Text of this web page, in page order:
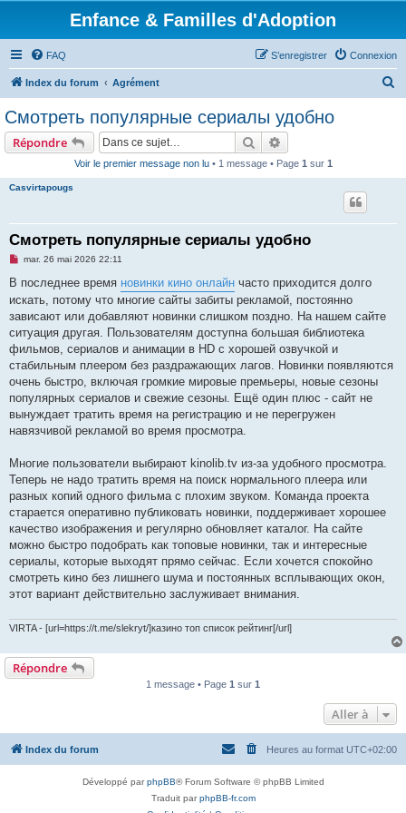
Enfance & Familles d'Adoption
FAQ Connexion
S’enregistrer
Index du forum Agrément
Смотреть популярные сериалы удобно
Répondre Rechercher
Voir le premier message non lu• 1 message • Page 1 sur 1
Casvirtapougs
Смотреть популярные сериалы удобно
M
s
a
g
e
n
o
n
l
u
mar. 26 mai 2026 22:11
В последнее время новинки кино онлайн часто приходится долго
искать, потому что многие сайты забиты рекламой, постоянно
зависают или добавляют новинки слишком поздно. На нашем сайте
ситуация другая. Пользователям доступна большая библиотека
фильмов, сериалов и анимации в HD с хорошей озвучкой и
стабильным плеером без раздражающих лагов. Новинки появляются
очень быстро, включая громкие мировые премьеры, новые сезоны
популярных сериалов и свежие сезоны. Ещё один плюс - сайт не
вынуждает тратить время на регистрацию и не перегружен
навязчивой рекламой во время просмотра.
Многие пользователи выбирают kinolib.tv из-за удобного просмотра.
Теперь не надо тратить время на поиск нормального плеера или
разных копий одного фильма с плохим звуком. Команда проекта
старается оперативно публиковать новинки, поддерживает хорошее
качество изображения и регулярно обновляет каталог. На сайте
можно быстро подобрать как топовые новинки, так и интересные
сериалы, которые выходят прямо сейчас. Если хочется спокойно
смотреть кино без лишнего шума и постоянных всплывающих окон,
этот вариант действительно заслуживает внимания.
VIRTA - [url=https://t.me/slekryt/]казино топ список рейтинг[/url]
Répondre
1 message • Page 1 sur 1
Aller à
Index du forum Heures au format UTC+02:00
Développé parphpBB® Forum Software © phpBB Limited
Traduit parphpBB-fr.com